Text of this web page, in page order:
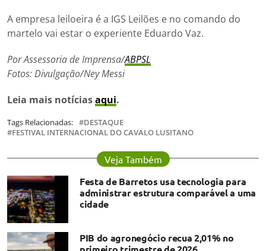
A empresa leiloeira é a IGS Leilões e no comando do
martelo vai estar o experiente Eduardo Vaz.
Por Assessoria de Imprensa/ABPSL
Fotos: Divulgação/Ney Messi
Leia mais notíciasaqui.
Tags Relacionadas:
DESTAQUE
FESTIVAL INTERNACIONAL DO CAVALO LUSITANO
Veja Também
Festa de Barretos usa tecnologia para
administrar estrutura comparável a uma
cidade
PIB do agronegócio recua 2,01% no